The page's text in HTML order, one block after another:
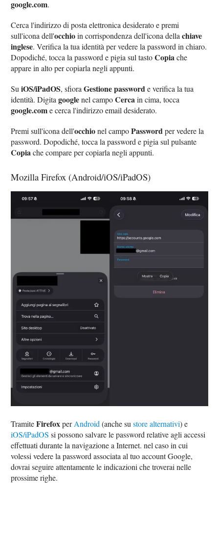
google.com.
Cerca l'indirizzo di posta elettronica desiderato e premi
sull'icona dell'occhioin corrispondenza dell'icona dellachiave
inglese. Verifica la tua identità per vedere la password in chiaro.
Dopodiché, tocca la password e pigia sul tastoCopiache
appare in alto per copiarla negli appunti.
SuiOS/iPadOS, sfioraGestione passworde verifica la tua
identità. Digitagooglenel campoCercain cima, tocca
google.come cerca l'indirizzo email desiderato.
Premi sull'icona dell'occhionel campoPasswordper vedere la
password. Dopodiché, tocca la password e pigia sul pulsante
Copiache compare per copiarla negli appunti.
Mozilla Firefox (Android/iOS/iPadOS)
TramiteFirefoxperAndroid (anche sustore alternativi) e
iOS/iPadOS si possono salvare le password relative agli accessi
effettuati durante la navigazione a Internet. nel caso in cui
volessi vedere la password associata al tuo account Google,
dovrai seguire attentamente le indicazioni che troverai nelle
prossime righe.